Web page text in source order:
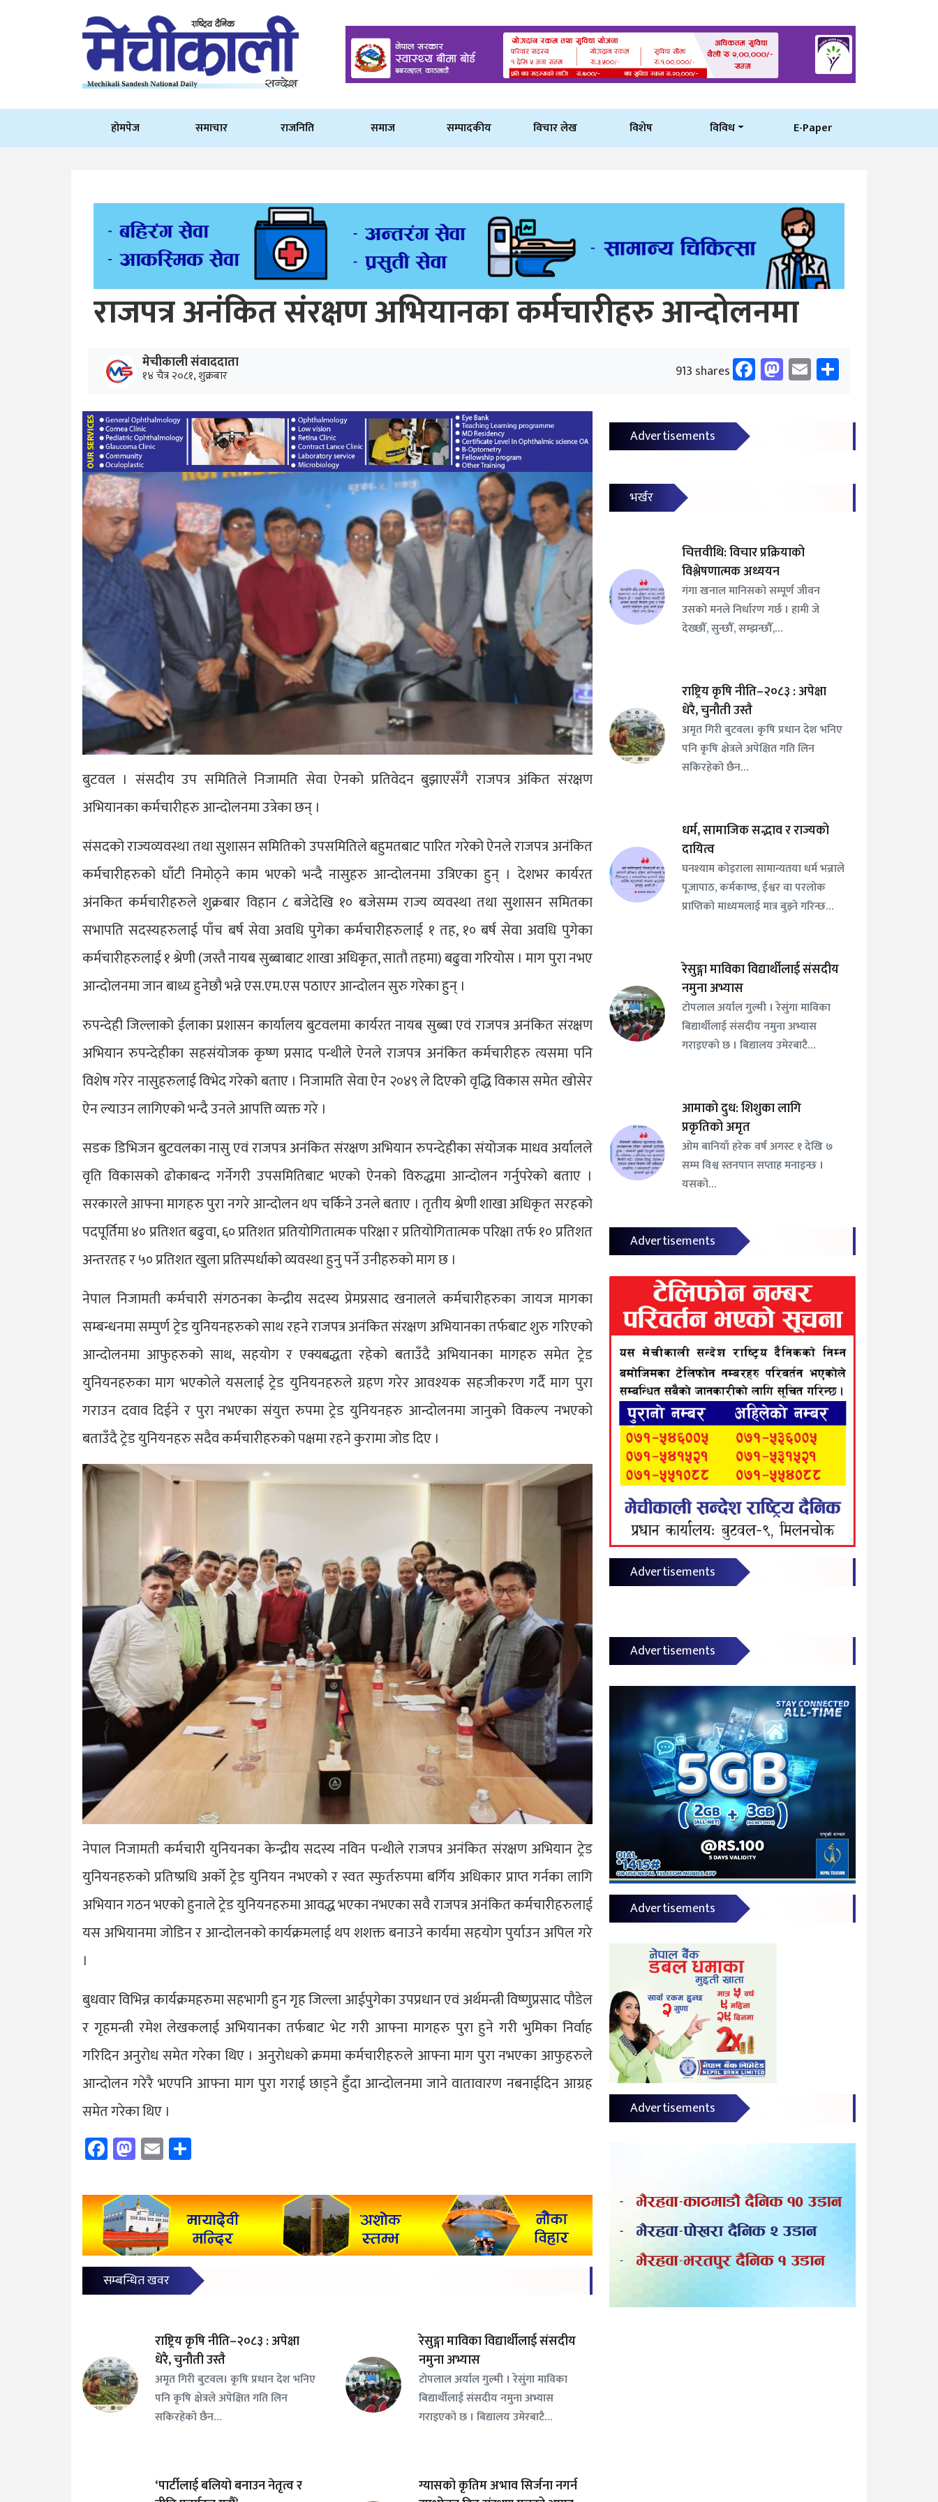
होमपेज समाचार राजनिति समाज सम्पादकीय विचार लेख विशेष विविध E-Paper
राजपत्र अनंकित संरक्षण अभियानका कर्मचारीहरु आन्दोलनमा
मेचीकाली संवाददाता
१४ चैत्र २०८१, शुक्रबार 913 shares Facebook
Mastodon
Email
बुटवल । संसदीय उप समितिले निजामति सेवा ऐनको प्रतिवेदन बुझाएसँगै राजपत्र अंकित संरक्षण
अभियानका कर्मचारीहरु आन्दोलनमा उत्रेका छन् ।
संसदको राज्यव्यवस्था तथा सुशासन समितिको उपसमितिले बहुमतबाट पारित गरेको ऐनले राजपत्र अनंकित
कर्मचारीहरुको घाँटी निमोठ्ने काम भएको भन्दै नासुहरु आन्दोलनमा उत्रिएका हुन् । देशभर कार्यरत
अंनकित कर्मचारीहरुले शुक्रबार विहान ८ बजेदेखि १० बजेसम्म राज्य व्यवस्था तथा सुशासन समितका
सभापति सदस्यहरुलाई पाँच बर्ष सेवा अवधि पुगेका कर्मचारीहरुलाई १ तह, १० बर्ष सेवा अवधि पुगेका
कर्मचारीहरुलाई १ श्रेणी (जस्तै नायब सुब्बाबाट शाखा अधिकृत, सातौ तहमा) बढुवा गरियोस । माग पुरा नभए
आन्दोलनमा जान बाध्य हुनेछौ भन्ने एस.एम.एस पठाएर आन्दोलन सुरु गरेका हुन् ।
रुपन्देही जिल्लाको ईलाका प्रशासन कार्यालय बुटवलमा कार्यरत नायब सुब्बा एवं राजपत्र अनंकित संरक्षण
अभियान रुपन्देहीका सहसंयोजक कृष्ण प्रसाद पन्थीले ऐनले राजपत्र अनंकित कर्मचारीहरु त्यसमा पनि
विशेष गरेर नासुहरुलाई विभेद गरेको बताए । निजामति सेवा ऐन २०४९ ले दिएको वृद्धि विकास समेत खोसेर
ऐन ल्याउन लागिएको भन्दै उनले आपत्ति व्यक्त गरे ।
सडक डिभिजन बुटवलका नासु एवं राजपत्र अनंकित संरक्षण अभियान रुपन्देहीका संयोजक माधव अर्यालले
वृति विकासको ढोकाबन्द गर्नेगरी उपसमितिबाट भएको ऐनको विरुद्धमा आन्दोलन गर्नुपरेको बताए ।
सरकारले आफ्ना मागहरु पुरा नगरे आन्दोलन थप चर्किने उनले बताए । तृतीय श्रेणी शाखा अधिकृत सरहको
पदपूर्तिमा ४० प्रतिशत बढुवा, ६० प्रतिशत प्रतियोगितात्मक परिक्षा र प्रतियोगितात्मक परिक्षा तर्फ १० प्रतिशत
अन्तरतह र ५० प्रतिशत खुला प्रतिस्पर्धाको व्यवस्था हुनु पर्ने उनीहरुको माग छ ।
नेपाल निजामती कर्मचारी संगठनका केन्द्रीय सदस्य प्रेमप्रसाद खनालले कर्मचारीहरुका जायज मागका
सम्बन्धनमा सम्पुर्ण ट्रेड युनियनहरुको साथ रहने राजपत्र अनंकित संरक्षण अभियानका तर्फबाट शुरु गरिएको
आन्दोलनमा आफुहरुको साथ, सहयोग र एक्यबद्धता रहेको बताउँदै अभियानका मागहरु समेत ट्रेड
युनियनहरुका माग भएकोले यसलाई ट्रेड युनियनहरुले ग्रहण गरेर आवश्यक सहजीकरण गर्दै माग पुरा
गराउन दवाव दिईने र पुरा नभएका संयुत्त रुपमा ट्रेड युनियनहरु आन्दोलनमा जानुको विकल्प नभएको
बताउँदै ट्रेड युनियनहरु सदैव कर्मचारीहरुको पक्षमा रहने कुरामा जोड दिए ।
नेपाल निजामती कर्मचारी युनियनका केन्द्रीय सदस्य नविन पन्थीले राजपत्र अनंकित संरक्षण अभियान ट्रेड
युनियनहरुको प्रतिष्प्रधि अर्को ट्रेड युनियन नभएको र स्वत स्फुर्तरुपमा बर्गिय अधिकार प्राप्त गर्नका लागि
अभियान गठन भएको हुनाले ट्रेड युनियनहरुमा आवद्ध भएका नभएका सवै राजपत्र अनंकित कर्मचारीहरुलाई
यस अभियानमा जोडिन र आन्दोलनको कार्यक्रमलाई थप शशक्त बनाउने कार्यमा सहयोग पुर्याउन अपिल गरे
।
बुधवार विभिन्न कार्यक्रमहरुमा सहभागी हुन गृह जिल्ला आईपुगेका उपप्रधान एवं अर्थमन्त्री विष्णुप्रसाद पौडेल
र गृहमन्त्री रमेश लेखकलाई अभियानका तर्फबाट भेट गरी आफ्ना मागहरु पुरा हुने गरी भुमिका निर्वाह
गरिदिन अनुरोध समेत गरेका थिए । अनुरोधको क्रममा कर्मचारीहरुले आफ्ना माग पुरा नभएका आफुहरुले
आन्दोलन गरेरै भएपनि आफ्ना माग पुरा गराई छाड्ने हुँदा आन्दोलनमा जाने वातावारण नबनाईदिन आग्रह
समेत गरेका थिए ।
Facebook
Mastodon
Email
सम्बन्धित खवर
राष्ट्रिय कृषि नीति–२०८३ : अपेक्षा
धेरै, चुनौती उस्तै
अमृत गिरी बुटवल। कृषि प्रधान देश भनिए
पनि कृषि क्षेत्रले अपेक्षित गति लिन
सकिरहेको छैन…
रेसुङ्गा माविका विद्यार्थीलाई संसदीय
नमुना अभ्यास
टोपलाल अर्याल गुल्मी । रेसुंगा माविका
बिद्यार्थीलाई संसदीय नमुना अभ्यास
गराइएको छ । बिद्यालय उमेरबाटै…
‘पार्टीलाई बलियो बनाउन नेतृत्व र
ग्यासको कृतिम अभाव सिर्जना नगर्न
Advertisements
भर्खर
चित्तवीथि: विचार प्रक्रियाको
विश्लेषणात्मक अध्ययन
गंगा खनाल मानिसको सम्पूर्ण जीवन
उसको मनले निर्धारण गर्छ । हामी जे
देख्छौँ, सुन्छौँ, सम्झन्छौँ,…
राष्ट्रिय कृषि नीति–२०८३ : अपेक्षा
धेरै, चुनौती उस्तै
अमृत गिरी बुटवल। कृषि प्रधान देश भनिए
पनि कृषि क्षेत्रले अपेक्षित गति लिन
सकिरहेको छैन…
धर्म, सामाजिक सद्भाव र राज्यको
दायित्व
घनश्याम कोइराला सामान्यतया धर्म भन्नाले
पूजापाठ, कर्मकाण्ड, ईश्वर वा परलोक
प्राप्तिको माध्यमलाई मात्र बुझ्ने गरिन्छ…
रेसुङ्गा माविका विद्यार्थीलाई संसदीय
नमुना अभ्यास
टोपलाल अर्याल गुल्मी । रेसुंगा माविका
बिद्यार्थीलाई संसदीय नमुना अभ्यास
गराइएको छ । बिद्यालय उमेरबाटै…
आमाको दुध: शिशुका लागि
प्रकृतिको अमृत
ओम बानियाँ हरेक वर्ष अगस्ट १ देखि ७
सम्म विश्व स्तनपान सप्ताह मनाइन्छ ।
यसको…
Advertisements
Advertisements
Advertisements
Advertisements
Advertisements